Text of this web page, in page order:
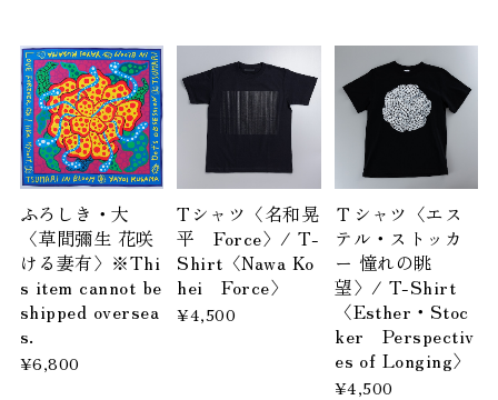
ふろしき・大
〈草間彌生 花咲
ける妻有〉※Thi
s item cannot be
shipped oversea
s.
¥6,800
Tシャツ〈名和晃
平 Force〉/ T-
Shirt〈Nawa Ko
hei Force〉
¥4,500
Ｔシャツ〈エス
テル・ストッカ
ー 憧れの眺
望〉/ T-Shirt
〈Esther・Stoc
ker Perspectiv
es of Longing〉
¥4,500